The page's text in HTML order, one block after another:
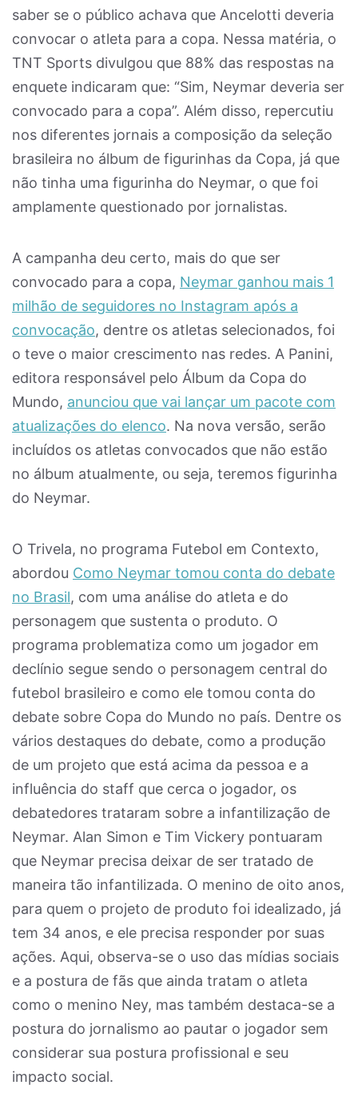
saber se o público achava que Ancelotti deveria
convocar o atleta para a copa. Nessa matéria, o
TNT Sports divulgou que 88% das respostas na
enquete indicaram que: “Sim, Neymar deveria ser
convocado para a copa”. Além disso, repercutiu
nos diferentes jornais a composição da seleção
brasileira no álbum de figurinhas da Copa, já que
não tinha uma figurinha do Neymar, o que foi
amplamente questionado por jornalistas.
A campanha deu certo, mais do que ser
convocado para a copa, Neymar ganhou mais 1
milhão de seguidores no Instagram após a
convocação, dentre os atletas selecionados, foi
o teve o maior crescimento nas redes. A Panini,
editora responsável pelo Álbum da Copa do
Mundo, anunciou que vai lançar um pacote com
atualizações do elenco. Na nova versão, serão
incluídos os atletas convocados que não estão
no álbum atualmente, ou seja, teremos figurinha
do Neymar.
O Trivela, no programa Futebol em Contexto,
abordou Como Neymar tomou conta do debate
no Brasil, com uma análise do atleta e do
personagem que sustenta o produto. O
programa problematiza como um jogador em
declínio segue sendo o personagem central do
futebol brasileiro e como ele tomou conta do
debate sobre Copa do Mundo no país. Dentre os
vários destaques do debate, como a produção
de um projeto que está acima da pessoa e a
influência do staff que cerca o jogador, os
debatedores trataram sobre a infantilização de
Neymar. Alan Simon e Tim Vickery pontuaram
que Neymar precisa deixar de ser tratado de
maneira tão infantilizada. O menino de oito anos,
para quem o projeto de produto foi idealizado, já
tem 34 anos, e ele precisa responder por suas
ações. Aqui, observa-se o uso das mídias sociais
e a postura de fãs que ainda tratam o atleta
como o menino Ney, mas também destaca-se a
postura do jornalismo ao pautar o jogador sem
considerar sua postura profissional e seu
impacto social.